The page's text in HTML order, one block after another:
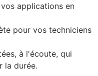
applications en
pour vos techniciens
à l'écoute, qui
la durée.